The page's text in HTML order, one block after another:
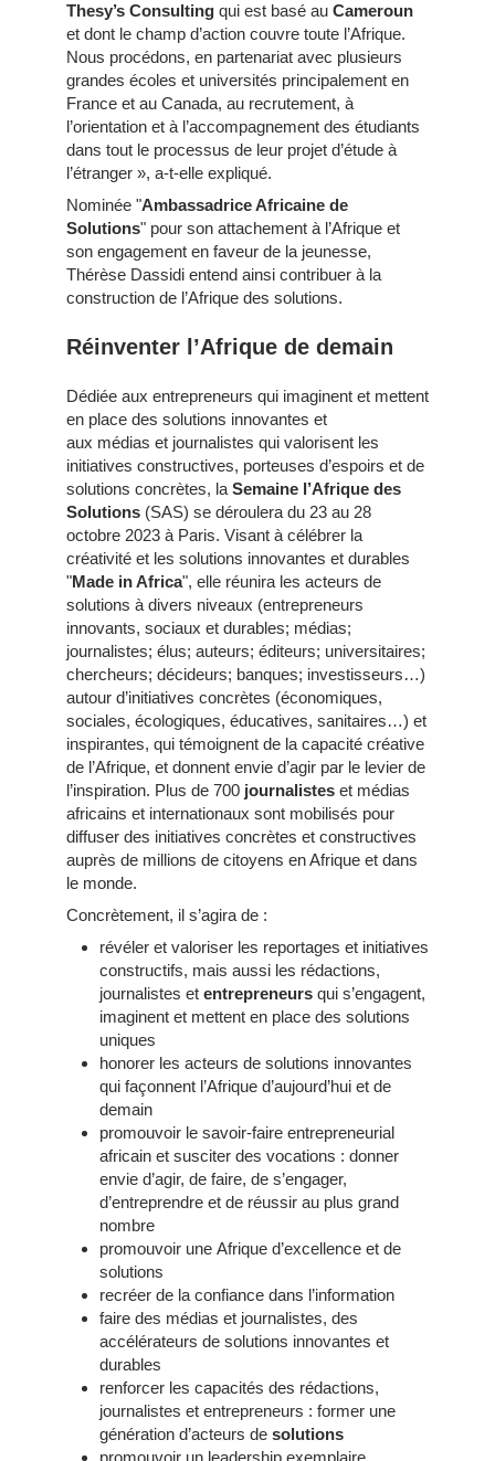
Thesy’s Consulting qui est basé au Cameroun
et dont le champ d’action couvre toute l’Afrique.
Nous procédons, en partenariat avec plusieurs
grandes écoles et universités principalement en
France et au Canada, au recrutement, à
l’orientation et à l’accompagnement des étudiants
dans tout le processus de leur projet d’étude à
l’étranger », a-t-elle expliqué.
Nominée "Ambassadrice Africaine de
Solutions" pour son attachement à l’Afrique et
son engagement en faveur de la jeunesse,
Thérèse Dassidi entend ainsi contribuer à la
construction de l’Afrique des solutions.
Réinventer l’Afrique de demain
Dédiée aux entrepreneurs qui imaginent et mettent
en place des solutions innovantes et
aux médias et journalistes qui valorisent les
initiatives constructives, porteuses d’espoirs et de
solutions concrètes, la Semaine l’Afrique des
Solutions (SAS) se déroulera du 23 au 28
octobre 2023 à Paris. Visant à célébrer la
créativité et les solutions innovantes et durables
"Made in Africa", elle réunira les acteurs de
solutions à divers niveaux (entrepreneurs
innovants, sociaux et durables; médias;
journalistes; élus; auteurs; éditeurs; universitaires;
chercheurs; décideurs; banques; investisseurs…)
autour d’initiatives concrètes (économiques,
sociales, écologiques, éducatives, sanitaires…) et
inspirantes, qui témoignent de la capacité créative
de l’Afrique, et donnent envie d’agir par le levier de
l’inspiration. Plus de 700 journalistes et médias
africains et internationaux sont mobilisés pour
diffuser des initiatives concrètes et constructives
auprès de millions de citoyens en Afrique et dans
le monde.
Concrètement, il s’agira de :
révéler et valoriser les reportages et initiatives
constructifs, mais aussi les rédactions,
journalistes et entrepreneurs qui s’engagent,
imaginent et mettent en place des solutions
uniques
honorer les acteurs de solutions innovantes
qui façonnent l’Afrique d’aujourd’hui et de
demain
promouvoir le savoir-faire entrepreneurial
africain et susciter des vocations : donner
envie d’agir, de faire, de s’engager,
d’entreprendre et de réussir au plus grand
nombre
promouvoir une Afrique d’excellence et de
solutions
recréer de la confiance dans l’information
faire des médias et journalistes, des
accélérateurs de solutions innovantes et
durables
renforcer les capacités des rédactions,
journalistes et entrepreneurs : former une
génération d’acteurs de solutions